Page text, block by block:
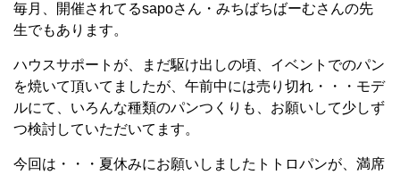
毎月、開催されてるsapoさん・みちばちばーむさんの先
生でもあります。
ハウスサポートが、まだ駆け出しの頃、イベントでのパン
を焼いて頂いてましたが、午前中には売り切れ・・・モデ
ルにて、いろんな種類のパンつくりも、お願いして少しず
つ検討していただいてます。
今回は・・・夏休みにお願いしましたトトロパンが、満席